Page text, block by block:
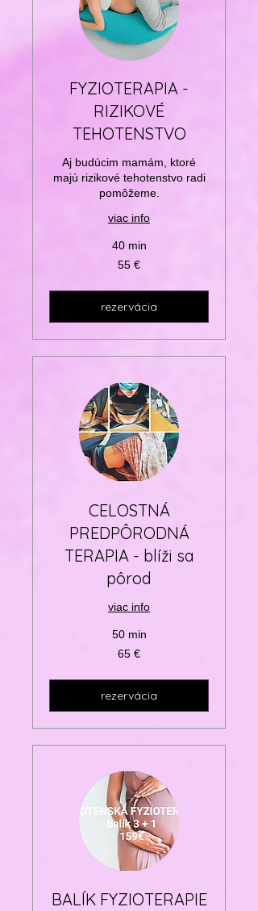
FYZIOTERAPIA -
RIZIKOVÉ
TEHOTENSTVO
Aj budúcim mamám, ktoré
majú rizikové tehotenstvo radi
pomôžeme.
viac info
40 min
55 €
rezervácia
CELOSTNÁ
PREDPÔRODNÁ
TERAPIA - blíži sa
pôrod
viac info
50 min
65 €
rezervácia
BALÍK FYZIOTERAPIE